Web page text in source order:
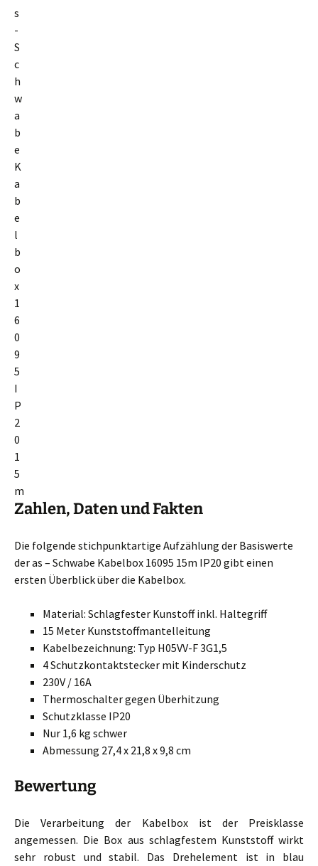
Zahlen, Daten und Fakten
Die folgende stichpunktartige Aufzählung der Basiswerte
der as – Schwabe Kabelbox 16095 15m IP20 gibt einen
ersten Überblick über die Kabelbox.
Material: Schlagfester Kunstoff inkl. Haltegriff
15 Meter Kunststoffmantelleitung
Kabelbezeichnung: Typ H05VV-F 3G1,5
4 Schutzkontaktstecker mit Kinderschutz
230V / 16A
Thermoschalter gegen Überhitzung
Schutzklasse IP20
Nur 1,6 kg schwer
Abmessung 27,4 x 21,8 x 9,8 cm
Bewertung
Die Verarbeitung der Kabelbox ist der Preisklasse
angemessen. Die Box aus schlagfestem Kunststoff wirkt
sehr robust und stabil. Das Drehelement ist in blau